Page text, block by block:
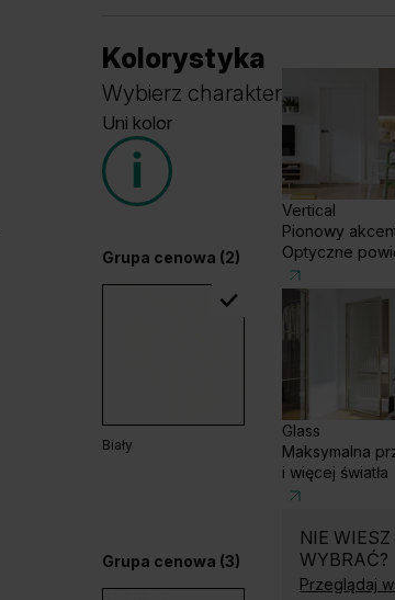
Vertical
Pionowy
Optyczne
Glass
Maksymalna
i więcej światła
NIE
WYBRAĆ?
Przeglądaj
Kolorystyka
Wybierz charakter i kolor
Uni kolor
Grupa cenowa (2)
Biały
Grupa cenowa (3)